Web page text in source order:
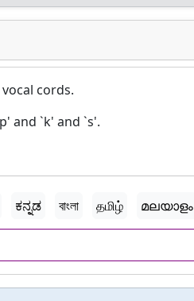
cords.
and `k' and `s'.
ಕನ್ನಡ বাংলা தமிழ் മലയാളം